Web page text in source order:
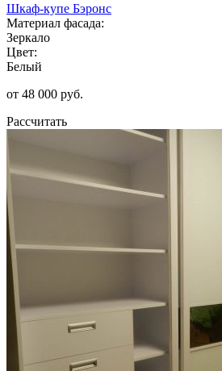
Шкаф-купе Бэронс
Материал фасада:
Зеркало
Цвет:
Белый
от 48 000 руб.
Рассчитать